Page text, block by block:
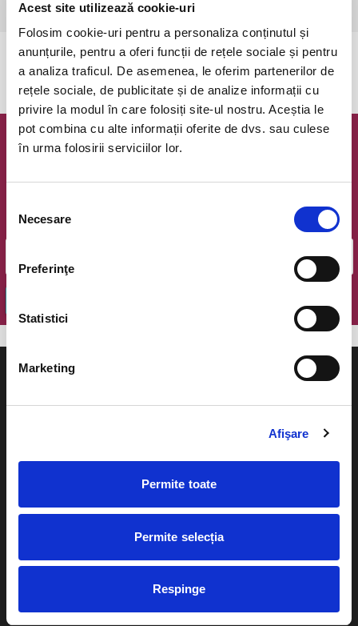
Acest site utilizează cookie-uri
Folosim cookie-uri pentru a personaliza conținutul și
anunțurile, pentru a oferi funcții de rețele sociale și pentru
a analiza traficul. De asemenea, le oferim partenerilor de
rețele sociale, de publicitate și de analize informații cu
privire la modul în care folosiți site-ul nostru. Aceștia le
pot combina cu alte informații oferite de dvs. sau culese
în urma folosirii serviciilor lor.
consimțământului
Necesare
Preferinţe
Statistici
Marketing
Afişare
Permite toate
Permite selecția
Respinge
Informații suplimentare, la nr. de telefon 0773 825 249.
Evenimentul a expirat.
Newsletter @ Bilete.ro
Email
Cum comand bilete?
eBilet printat acasa
Pentru copii
Diverse